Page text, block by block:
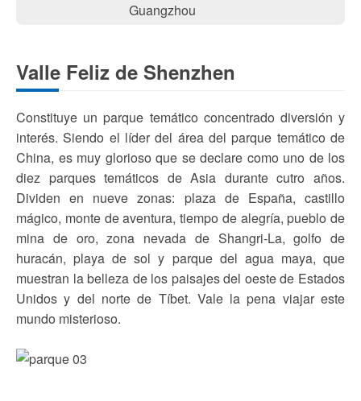
Guangzhou
Valle Feliz de Shenzhen
Constituye un parque temático concentrado diversión y
interés. Siendo el líder del área del parque temático de
China, es muy glorioso que se declare como uno de los
diez parques temáticos de Asia durante cutro años.
Dividen en nueve zonas: plaza de España, castillo
mágico, monte de aventura, tiempo de alegría, pueblo de
mina de oro, zona nevada de Shangri-La, golfo de
huracán, playa de sol y parque del agua maya, que
muestran la belleza de los paisajes del oeste de Estados
Unidos y del norte de Tíbet. Vale la pena viajar este
mundo misterioso.